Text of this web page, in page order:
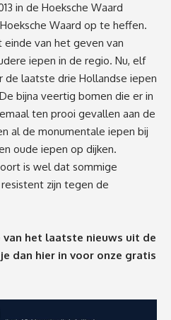
in de Hoeksche Waard
Waard op te heffen.
van het geven van
iepen in de regio. Nu, elf
laatste drie Hollandse iepen
bijna veertig bomen die er in
ten prooi gevallen aan de
al de monumentale iepen bij
oude iepen op dijken.
is wel dat sommige
zijn tegen de
het laatste nieuws uit de
dan hier in voor onze gratis